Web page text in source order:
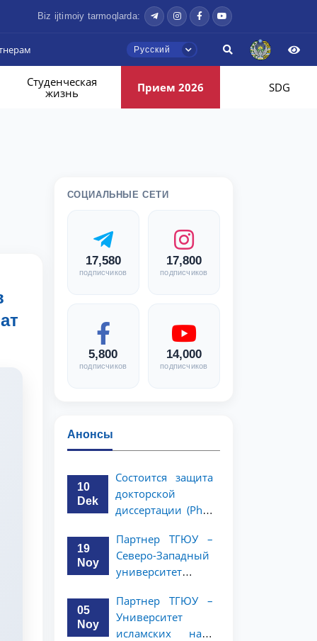
Biz ijtimoiy tarmoqlarda:
Русский
Студенческая
жизнь
Прием 2026 SDG
СОЦИАЛЬНЫЕ СЕТИ
17,580
подписчиков
17,800
подписчиков
5,800
подписчиков
14,000
подписчиков
Анонсы
10
Dek
Состоится защита
докторской
диссертации (PhD)
19
Noy
Партнер ТГЮУ –
Северо-Западный
университет
права Китайской
Народной
Республики
05
Noy
Партнер ТГЮУ –
Университет
исламских наук